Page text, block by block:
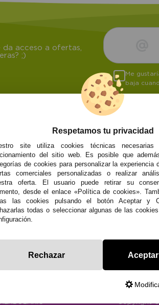
acceso a ofertas,
;)
Me
baja
NOSOTROS
Quiénes somos
Info
Unión Europea
Respetamos tu privacidad
site utiliza cookies técnicas
del sitio web. Es posible que
de cookies para personalizar la experiencia
comerciales personalizadas o realizar
oferta. El usuario puede retirar su
desde el enlace «Política de cookies».
las cookies pulsando el botón Aceptar y
todas o seleccionar algunas de las
Rechazar